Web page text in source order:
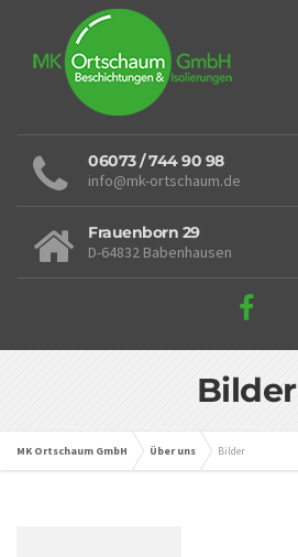
06073 / 744 90 98
info@mk-ortschaum.de
Frauenborn 29
D-64832 Babenhausen
Bilder
MK Ortschaum GmbH Über uns Bilder